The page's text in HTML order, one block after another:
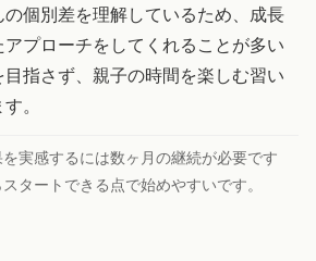
の個別差を理解しているため、成長
プローチをしてくれることが多い
指さず、親子の時間を楽しむ習い
。
を実感するには数ヶ月の継続が必要です
タートできる点で始めやすいです。